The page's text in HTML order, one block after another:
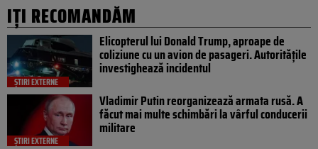
IȚI RECOMANDĂM
ȘTIRI EXTERNE
Elicopterul lui Donald Trump, aproape de
coliziune cu un avion de pasageri. Autoritățile
investighează incidentul
ȘTIRI EXTERNE
Vladimir Putin reorganizează armata rusă. A
făcut mai multe schimbări la vârful conducerii
militare